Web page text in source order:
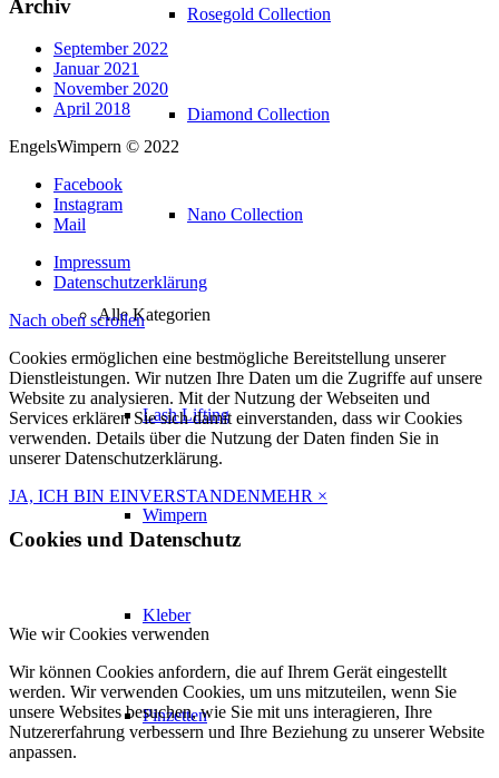
Rosegold Collection
Diamond Collection
Nano Collection
Alle Kategorien
Lash Lifting
Wimpern
Kleber
Pinzetten
Archiv
September 2022
Januar 2021
November 2020
April 2018
EngelsWimpern © 2022
Facebook
Instagram
Mail
Impressum
Datenschutzerklärung
Nach oben scrollen
Cookies ermöglichen eine bestmögliche Bereitstellung unserer
Dienstleistungen. Wir nutzen Ihre Daten um die Zugriffe auf unsere
Website zu analysieren. Mit der Nutzung der Webseiten und
Services erklären Sie sich damit einverstanden, dass wir Cookies
verwenden. Details über die Nutzung der Daten finden Sie in
unserer Datenschutzerklärung.
JA, ICH BIN EINVERSTANDENMEHR ×
Cookies und Datenschutz
Wie wir Cookies verwenden
Wir können Cookies anfordern, die auf Ihrem Gerät eingestellt
werden. Wir verwenden Cookies, um uns mitzuteilen, wenn Sie
unsere Websites besuchen, wie Sie mit uns interagieren, Ihre
Nutzererfahrung verbessern und Ihre Beziehung zu unserer Website
anpassen.